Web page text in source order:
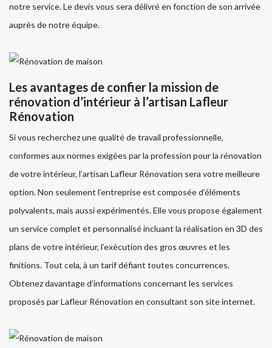
notre service. Le devis vous sera délivré en fonction de son arrivée
auprès de notre équipe.
Les avantages de confier la mission de
rénovation d’intérieur à l’artisan Lafleur
Rénovation
Si vous recherchez une qualité de travail professionnelle,
conformes aux normes exigées par la profession pour la rénovation
de votre intérieur, l’artisan Lafleur Rénovation sera votre meilleure
option. Non seulement l’entreprise est composée d’éléments
polyvalents, mais aussi expérimentés. Elle vous propose également
un service complet et personnalisé incluant la réalisation en 3D des
plans de votre intérieur, l’exécution des gros œuvres et les
finitions. Tout cela, à un tarif défiant toutes concurrences.
Obtenez davantage d’informations concernant les services
proposés par Lafleur Rénovation en consultant son site internet.